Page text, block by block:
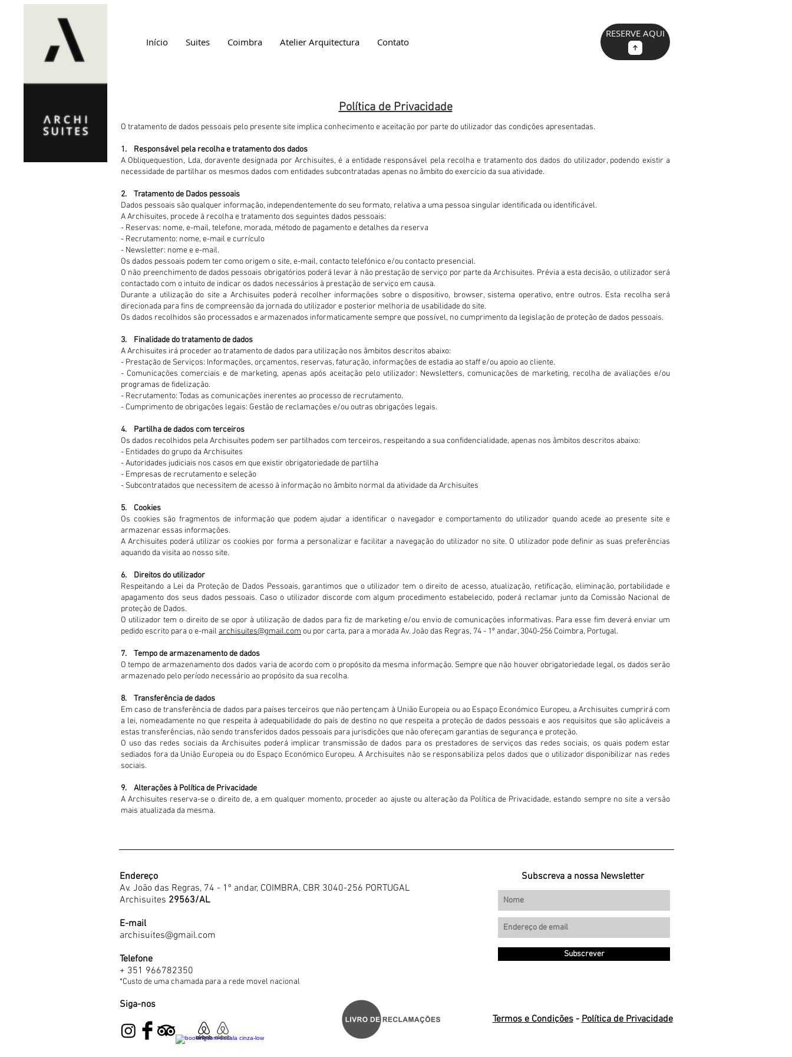
Início Suites Coimbra Atelier Arquitectura Contato
RESERVE AQUI
Política de Privacidade
O tratamento de dados pessoais pelo presente site implica conhecimento e aceitação por parte do utilizador das condições apresentadas.
1. Responsável pela recolha e tratamento dos dados
A Obliquequestion, Lda, doravente designada por Archisuites, é a entidade responsável pela recolha e tratamento dos dados do utilizador, podendo existir a
necessidade de partilhar os mesmos dados com entidades subcontratadas apenas no âmbito do exercício da sua atividade.
2. Tratamento de Dados pessoais
Dados pessoais são qualquer informação, independentemente do seu formato, relativa a uma pessoa singular identificada ou identificável.
A Archisuites, procede à recolha e tratamento dos seguintes dados pessoais:
- Reservas: nome, e-mail, telefone, morada, método de pagamento e detalhes da reserva
- Recrutamento: nome, e-mail e currículo
- Newsletter: nome e e-mail.
Os dados pessoais podem ter como origem o site, e-mail, contacto telefónico e/ou contacto presencial.
O não preenchimento de dados pessoais obrigatórios poderá levar à não prestação de serviço por parte da Archisuites. Prévia a esta decisão, o utilizador será
contactado com o intuito de indicar os dados necessários à prestação de serviço em causa.
Durante a utilização do site a Archisuites poderá recolher informações sobre o dispositivo, browser, sistema operativo, entre outros. Esta recolha será
direcionada para fins de compreensão da jornada do utilizador e posterior melhoria de usabilidade do site.
Os dados recolhidos são processados e armazenados informaticamente sempre que possível, no cumprimento da legislação de proteção de dados pessoais.
3. Finalidade do tratamento de dados
A Archisuites irá proceder ao tratamento de dados para utilização nos âmbitos descritos abaixo:
- Prestação de Serviços: Informações, orçamentos, reservas, faturação, informações de estadia ao staff e/ou apoio ao cliente.
- Comunicações comerciais e de marketing, apenas após aceitação pelo utilizador: Newsletters, comunicações de marketing, recolha de avaliações e/ou
programas de fidelização.
- Recrutamento: Todas as comunicações inerentes ao processo de recrutamento.
- Cumprimento de obrigações legais: Gestão de reclamações e/ou outras obrigações legais.
4. Partilha de dados com terceiros
Os dados recolhidos pela Archisuites podem ser partilhados com terceiros, respeitando a sua confidencialidade, apenas nos âmbitos descritos abaixo:
- Entidades do grupo da Archisuites
- Autoridades judiciais nos casos em que existir obrigatoriedade de partilha
- Empresas de recrutamento e seleção
- Subcontratados que necessitem de acesso à informação no âmbito normal da atividade da Archisuites
5. Cookies
Os cookies são fragmentos de informação que podem ajudar a identificar o navegador e comportamento do utilizador quando acede ao presente site e
armazenar essas informações.
A Archisuites poderá utilizar os cookies por forma a personalizar e facilitar a navegação do utilizador no site. O utilizador pode definir as suas preferências
aquando da visita ao nosso site.
6. Direitos do utilizador
Respeitando a Lei da Proteção de Dados Pessoais, garantimos que o utilizador tem o direito de acesso, atualização, retificação, eliminação, portabilidade e
apagamento dos seus dados pessoais. Caso o utilizador discorde com algum procedimento estabelecido, poderá reclamar junto da Comissão Nacional de
proteção de Dados.
O utilizador tem o direito de se opor à utilização de dados para fiz de marketing e/ou envio de comunicações informativas. Para esse fim deverá enviar um
pedido escrito para o e-mail archisuites@gmail.com ou por carta, para a morada Av. João das Regras, 74 - 1º andar, 3040-256 Coimbra, Portugal.
7. Tempo de armazenamento de dados
O tempo de armazenamento dos dados varia de acordo com o propósito da mesma informação. Sempre que não houver obrigatoriedade legal, os dados serão
armazenado pelo período necessário ao propósito da sua recolha.
8. Transferência de dados
Em caso de transferência de dados para países terceiros que não pertençam à União Europeia ou ao Espaço Económico Europeu, a Archisuites cumprirá com
a lei, nomeadamente no que respeita à adequabilidade do país de destino no que respeita a proteção de dados pessoais e aos requisitos que são aplicáveis a
estas transferências, não sendo transferidos dados pessoais para jurisdições que não ofereçam garantias de segurança e proteção.
O uso das redes sociais da Archisuites poderá implicar transmissão de dados para os prestadores de serviços das redes sociais, os quais podem estar
sediados fora da União Europeia ou do Espaço Económico Europeu. A Archisuites não se responsabiliza pelos dados que o utilizador disponibilizar nas redes
sociais.
9. Alterações à Política de Privacidade
A Archisuites reserva-se o direito de, a em qualquer momento, proceder ao ajuste ou alteração da Política de Privacidade, estando sempre no site a versão
mais atualizada da mesma.
Endereço
Av. João das Regras, 74 - 1º andar, COIMBRA, CBR 3040-256 PORTUGAL
Archisuites 29563/AL
E-mail
archisuites@gmail.com
Telefone
+ 351 966782350
*Custo de uma chamada para a rede movel nacional
Siga-nos
Subscreva a nossa Newsletter
Subscrever
Termos e Condições-Política de Privacidade